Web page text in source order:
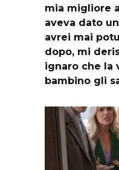
mia migliore
aveva dato
avrei mai
dopo, mi
ignaro che la
bambino gli